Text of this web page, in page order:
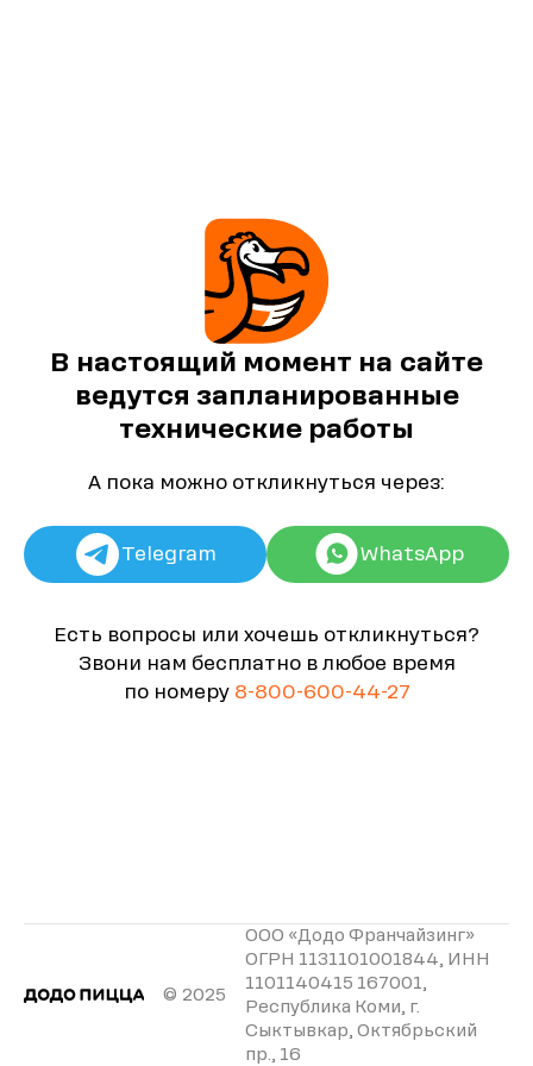
В настоящий момент на сайте
ведутся запланированные
технические работы
А пока можно откликнуться через:
Telegram WhatsApp
Есть вопросы или хочешь откликнуться?
Звони нам бесплатно в любое время
по номеру 8-800-600-44-27
© 2025
ООО «Додо Франчайзинг»
ОГРН 1131101001844, ИНН
1101140415 167001,
Республика Коми, г.
Сыктывкар, Октябрьский
пр., 16